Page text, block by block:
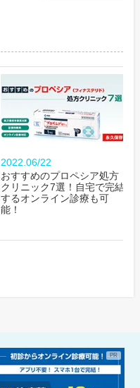
2022.06/22
おすすめのプロペシア処方
クリニック7選！自宅で完結
するオンライン診療も可
能！